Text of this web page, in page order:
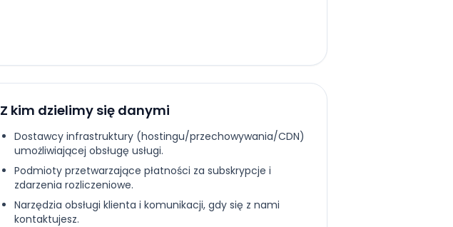
Z kim dzielimy się danymi
Dostawcy infrastruktury (hostingu/przechowywania/CDN)
umożliwiającej obsługę usługi.
Podmioty przetwarzające płatności za subskrypcje i
zdarzenia rozliczeniowe.
Narzędzia obsługi klienta i komunikacji, gdy się z nami
kontaktujesz.